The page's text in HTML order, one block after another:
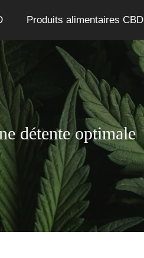
Produits alimentaires CBD
détente optimale